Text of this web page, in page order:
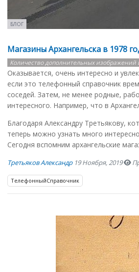
БЛОГ
Магазины Архангельска в 1978
Количество дополнительных изображений
Оказывается, очень интересно и
если это телефонный справочник
соседей. Затем, не менее родные,
интересного. Например, что в
Благодаря Александру Третьякову,
теперь можно узнать много
Сегодня вспомним архангельские
Третьяков Александр 19 Ноября, 2019
ТелефонныйСправочник